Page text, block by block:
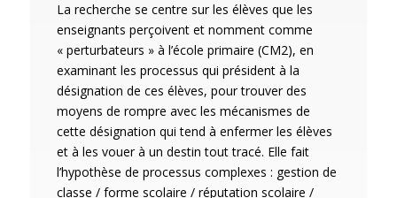
La recherche se centre sur les élèves que les
enseignants perçoivent et nomment comme
« perturbateurs » à l’école primaire (CM2), en
examinant les processus qui président à la
désignation de ces élèves, pour trouver des
moyens de rompre avec les mécanismes de
cette désignation qui tend à enfermer les élèves
et à les vouer à un destin tout tracé. Elle fait
l’hypothèse de processus complexes : gestion de
classe / forme scolaire / réputation scolaire /